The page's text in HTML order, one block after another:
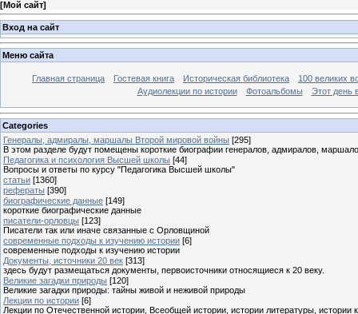
[Мой сайт]
Вход на сайт
Меню сайта
Главная страница Гостевая книга Историческая библиотека
100 великих
Аудиолекции по истории
Фотоальбомы Этот день
Categories
Генералы, адмиралы, маршалы Второй мировой войны [295]
В этом разделе будут помещены короткие биографии генералов, адмиралов,
Педагогика и психология Высшей школы [44]
Вопросы и ответы по курсу "Педагогика Высшей школы"
статьи [1360]
рефераты [390]
биографические данные [149]
короткие биографические данные
писатели-орловцы [123]
Писатели так или иначе связанные с Орловщиной
современные подходы к изучению истории [6]
современные подходы к изучению истории
Документы, источники 20 век [313]
здесь будут размещаться документы, первоисточники относящиеся к 20 веку.
Великие загадки природы [120]
Великие загадки природы: тайны живой и неживой природы
Лекции по истории [6]
Лекции по Отечественной истории, Всеобщей истории, истории литературы, истории